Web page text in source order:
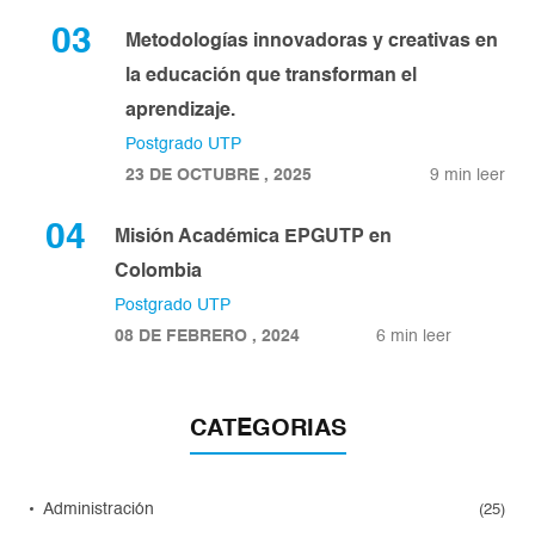
03
Metodologías innovadoras y creativas en
la educación que transforman el
aprendizaje.
Postgrado UTP
23 DE OCTUBRE , 2025
9 min leer
04
Misión Académica EPGUTP en
Colombia
Postgrado UTP
08 DE FEBRERO , 2024
6 min leer
CATEGORIAS
Administración (25)